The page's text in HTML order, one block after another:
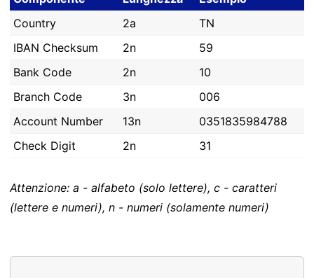
Country
2a
TN
IBAN Checksum
2n
59
Bank Code
2n
10
Branch Code
3n
006
Account Number
13n
0351835984788
Check Digit
2n 31
Attenzione: a - alfabeto (solo lettere), c - caratteri
(lettere e numeri), n - numeri (solamente numeri)